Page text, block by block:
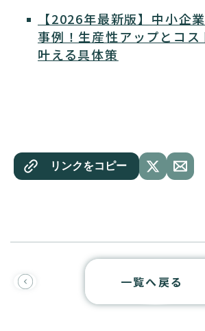
【2026年最新版】中小企
事例！生産性アップとコス
叶える具体策
リンクをコピー
一覧へ戻る